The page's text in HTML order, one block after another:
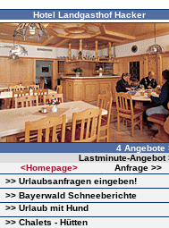
Hotel Landgasthof Hacker
4 Angebote
Lastminute-Angebot
<Homepage>
Anfrage >>
>> Urlaubsanfragen eingeben!
>> Bayerwald Schneeberichte
>> Urlaub mit Hund
>> Chalets - Hütten